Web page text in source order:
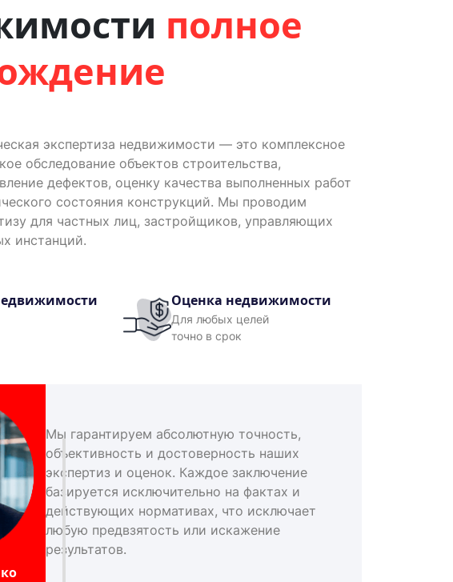
полное
экспертиза недвижимости — это комплексное
обследование объектов строительства,
дефектов, оценку качества выполненных работ
состояния конструкций. Мы проводим
для частных лиц, застройщиков, управляющих
инстанций.
Оценка недвижимости
Для любых целей
точно в срок
Мы гарантируем абсолютную точность,
объективность и достоверность наших
экспертиз и оценок. Каждое заключение
базируется исключительно на фактах и
действующих нормативах, что исключает
любую предвзятость или искажение
результатов.